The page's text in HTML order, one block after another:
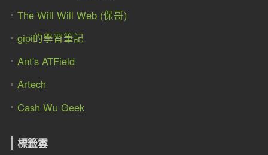
The Will Will Web (保哥)
gipi的學習筆記
Ant's ATField
Artech
Cash Wu Geek
標籤雲